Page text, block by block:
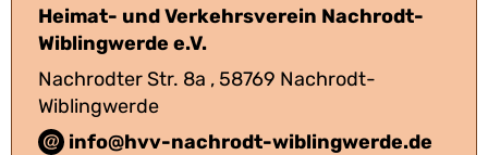
info@hvv-nachrodt-wiblingwerde.de
Heimat- und Verkehrsverein Nachrodt-
Wiblingwerde e.V.
Nachrodter Str. 8a , 58769 Nachrodt-
Wiblingwerde